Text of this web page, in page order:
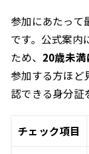
参加にあたって
です。公式案内
ため、 20歳未
参加する方ほど
認できる身分証
チェック項目